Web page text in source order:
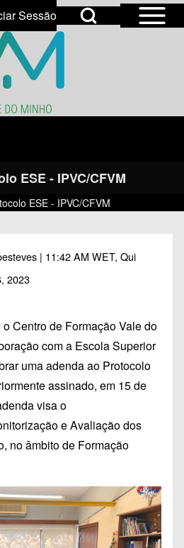
Open Sidebar
Open Search Block
account menu
Sessão
Open login dialog
ESE - IPVC/CFVM
ESE - IPVC/CFVM
| 11:42 AM WET, Qui
2023
Centro de Formação Vale do
com a Escola Superior
uma adenda ao Protocolo
assinado, em 15 de
visa o
e Avaliação dos
no âmbito de Formação